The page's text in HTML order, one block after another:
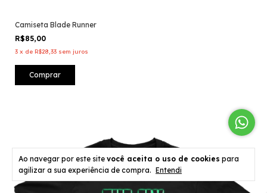
Ao navegar por este site você aceita o uso de cookies para
agilizar a sua experiência de compra. Entendi
Camiseta Blade Runner
R$85,00
3 x de R$28,33 sem juros
Comprar